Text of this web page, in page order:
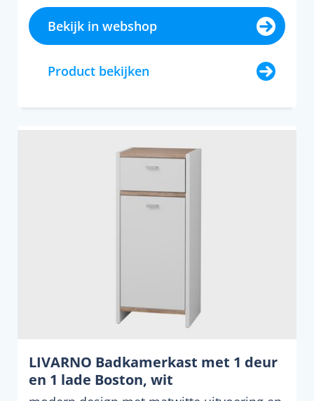
Bekijk in webshop
Product bekijken
LIVARNO Badkamerkast met 1 deur
en 1 lade Boston, wit